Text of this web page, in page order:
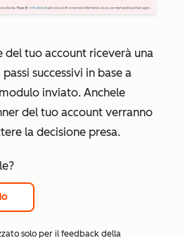
tuo account riceverà una
successivi in base a
inviato. Anchele
del tuo account verranno
la decisione presa.
solo per il feedback della